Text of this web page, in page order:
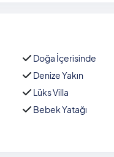
Doğa İçerisinde
Denize Yakın
Lüks Villa
Bebek Yatağı